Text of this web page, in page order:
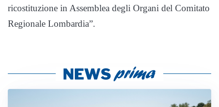
ricostituzione in Assemblea degli Organi del Comitato
Regionale Lombardia”.